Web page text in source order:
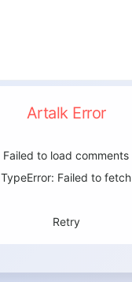
Artalk Error
Failed to load comments
TypeError: Failed to fetch
Retry